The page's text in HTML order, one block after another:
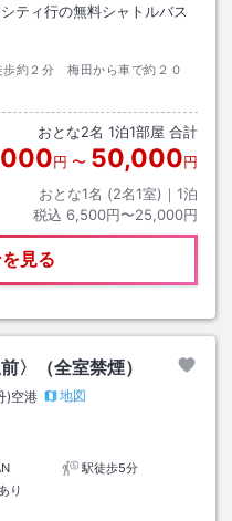
ティ行の無料シャトルバス
歩約２分 梅田から車で約２０
おとな2名 1泊1部屋 合計
円 〜 50,000円
おとな1名 (2名1室)｜ 1泊
税込 6,500円〜25,000円
見る
〉（全室禁煙）
)空港
地図
駅徒歩5分
り